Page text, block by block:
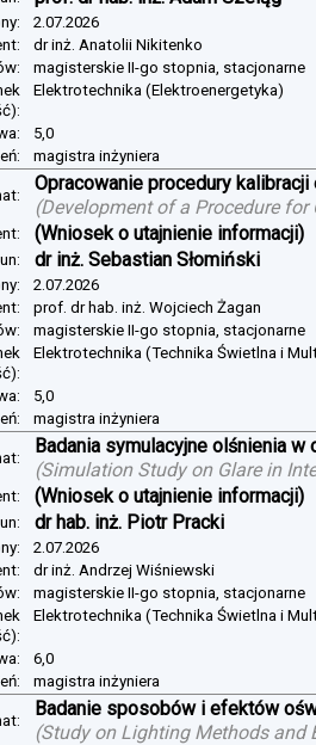
2.07.2026
dr inż. Anatolii Nikitenko
magisterskie II-go stopnia, stacjonarne
Elektrotechnika (Elektroenergetyka)
5,0
magistra inżyniera
Opracowanie procedury
(Development of a Procedure for
(Wniosek o utajnienie informacji)
dr inż. Sebastian Słomiński
2.07.2026
prof. dr hab. inż. Wojciech Żagan
magisterskie II-go stopnia, stacjonarne
Elektrotechnika (Technika Świetlna i
5,0
magistra inżyniera
Badania symulacyjne olśnienia
(Simulation Study on Glare in
(Wniosek o utajnienie informacji)
dr hab. inż. Piotr Pracki
2.07.2026
dr inż. Andrzej Wiśniewski
magisterskie II-go stopnia, stacjonarne
Elektrotechnika (Technika Świetlna i
6,0
magistra inżyniera
Badanie sposobów i efektów
(Study on Lighting Methods and